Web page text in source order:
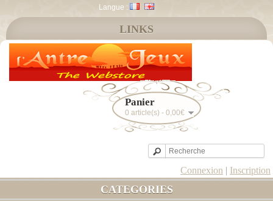
Langue :
Panier
0 article(s) - 0,00€
Connexion | Inscription
LINKS
CATEGORIES